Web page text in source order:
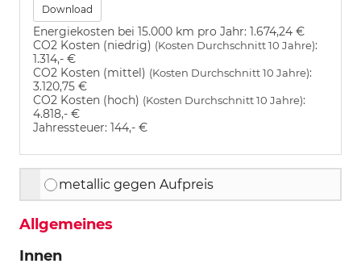
Download
Energiekosten bei 15.000 km pro Jahr: 1.674,24 €
CO2 Kosten (niedrig) (Kosten Durchschnitt 10 Jahre):
1.314,- €
CO2 Kosten (mittel) (Kosten Durchschnitt 10 Jahre):
3.120,75 €
CO2 Kosten (hoch) (Kosten Durchschnitt 10 Jahre):
4.818,- €
Jahressteuer: 144,- €
metallic gegen Aufpreis
Allgemeines
Innen